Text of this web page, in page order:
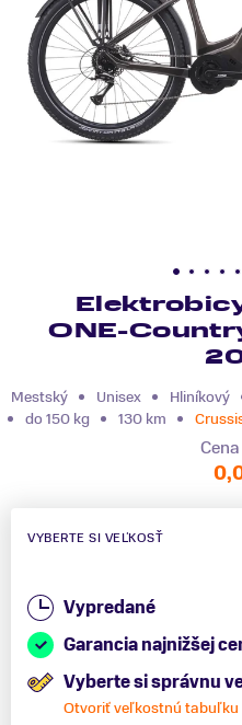
ONE-
Mestský Unisex Hliníkový
do 150 kg
130 km
VYBERTE SI VEĽKOSŤ
Vypredané
Garancia najnižšej
Vyberte si správnu
Otvoriť veľkostnú tabuľku